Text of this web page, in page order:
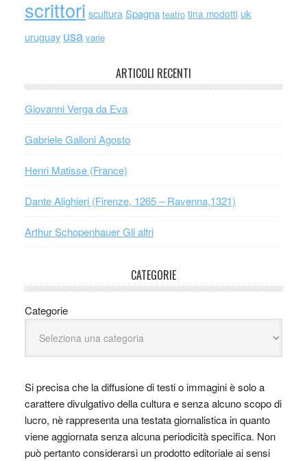
scrittori scultura Spagna teatro tina modotti uk
uruguay usa varie
ARTICOLI RECENTI
Giovanni Verga da Eva
Gabriele Galloni Agosto
Henri Matisse (France)
Dante Alighieri (Firenze, 1265 – Ravenna,1321)
Arthur Schopenhauer Gli altri
CATEGORIE
Categorie
Si precisa che la diffusione di testi o immagini è solo a
carattere divulgativo della cultura e senza alcuno scopo di
lucro, nè rappresenta una testata giornalistica in quanto
viene aggiornata senza alcuna periodicità specifica. Non
può pertanto considerarsi un prodotto editoriale ai sensi